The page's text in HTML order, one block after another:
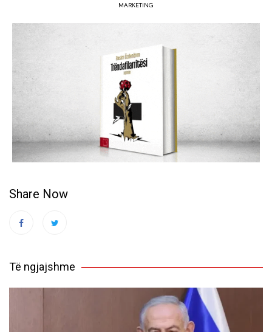
MARKETING
Share Now
Të ngjajshme